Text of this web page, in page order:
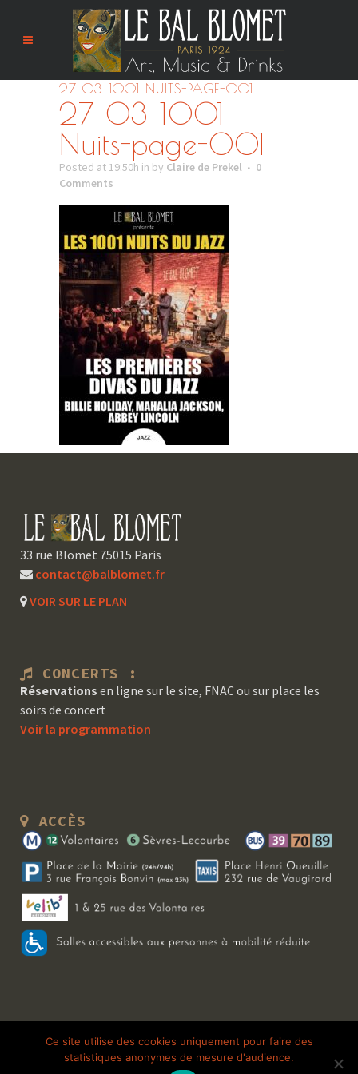
27 03 1001 NUITS-PAGE-001
27 03 1001
Nuits-page-001
Posted at 19:50h in by Claire de Prekel
0
Comments
33 rue Blomet 75015 Paris
contact@balblomet.fr
VOIR SUR LE PLAN
CONCERTS :
Réservations en ligne sur le site, FNAC ou sur place les
soirs de concert
Voir la programmation
ACCÈS
Copyright 2026 Le Bal Blomet | Tous droits réservés | Mentions légales
Galerie photo
Ce site utilise des cookies uniquement pour faire des
statistiques anonymes de mesure d'audience.